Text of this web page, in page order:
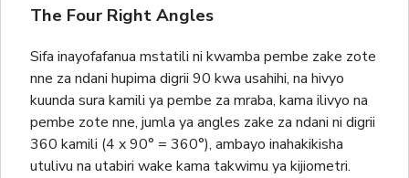
The Four Right Angles
Sifa inayofafanua mstatili ni kwamba pembe zake zote
nne za ndani hupima digrii 90 kwa usahihi, na hivyo
kuunda sura kamili ya pembe za mraba, kama ilivyo na
pembe zote nne, jumla ya angles zake za ndani ni digrii
360 kamili (4 x 90° = 360°), ambayo inahakikisha
utulivu na utabiri wake kama takwimu ya kijiometri.